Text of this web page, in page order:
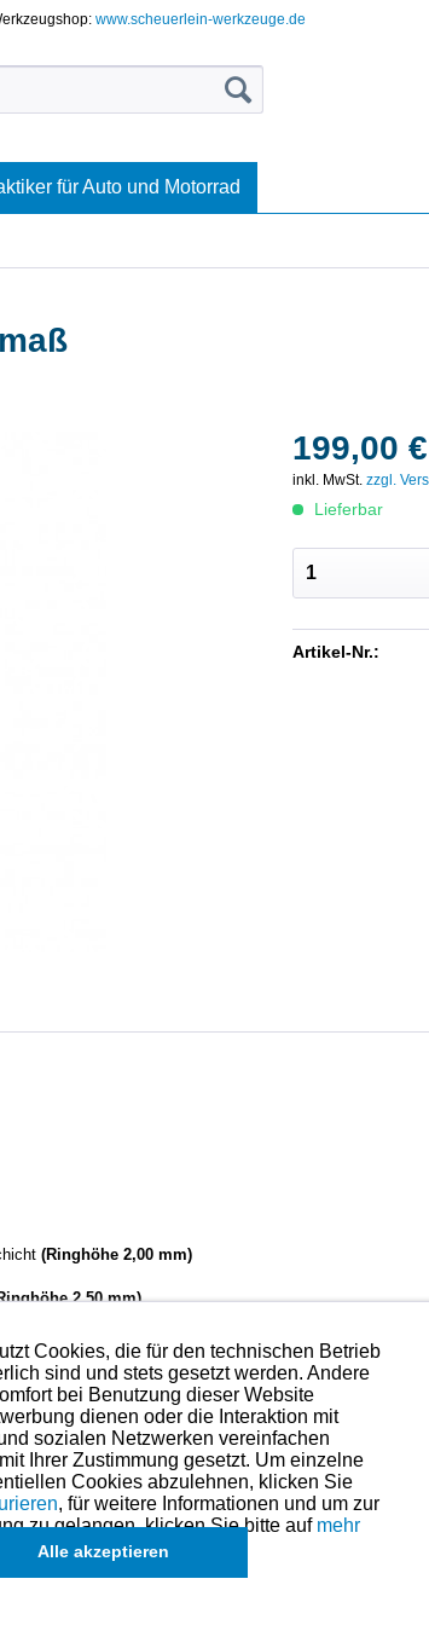
www.scheuerlein-werkzeuge.de
für Auto und Motorrad
199,00
inkl. MwSt.zzgl.
Lieferbar
Artikel-Nr.:
(Ringhöhe 2,00 mm)
2,50 mm)
5,00 mm)
Beste, was es aktuell am Markt gibt.
Sie links in der Kategorien-Übersicht oder fragen Sie
(falls vorhanden) in der übergeordneten Kategorie
, in Ausnahmefällen auch
Cookies, die für den technischen Betrieb
sind und stets gesetzt werden. Andere
bei Benutzung dieser Website
dienen oder die Interaktion mit
sozialen Netzwerken vereinfachen
Ihrer Zustimmung gesetzt. Um einzelne
Cookies abzulehnen, klicken Sie
, für weitere Informationen und um zur
zu gelangen, klicken Sie bitte auf mehr
Alle akzeptieren